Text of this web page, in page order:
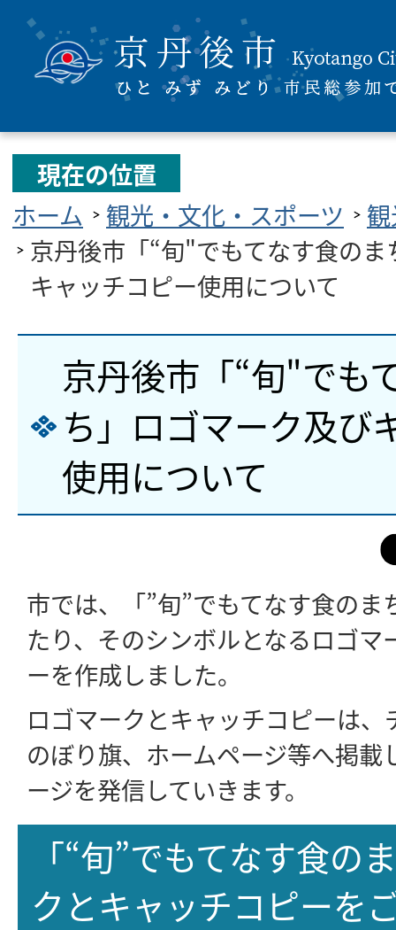
現在の位置
ホーム
観光・文化・スポーツ
京丹後市「“旬"でもてなす食の
キャッチコピー使用について
京丹後市「“旬"でも
ち」ロゴマーク及び
使用について
市では、「”旬”でもてなす食の
たり、そのシンボルとなるロゴマ
ーを作成しました。
ロゴマークとキャッチコピーは
のぼり旗、ホームページ等へ掲載
ージを発信していきます。
「“旬”でもてなす食の
クとキャッチコピーを